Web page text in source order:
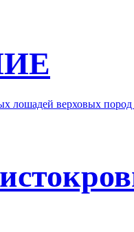
лошадей верховых